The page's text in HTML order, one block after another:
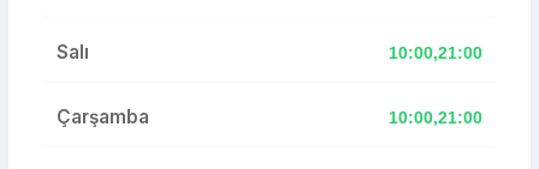
Salı 10:00,21:00
Çarşamba 10:00,21:00